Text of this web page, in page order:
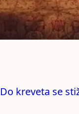
kreveta se